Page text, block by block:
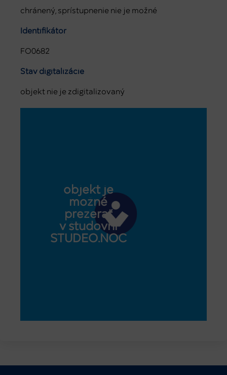
chránený, sprístupnenie nie je možné
Identifikátor
FO0682
Stav digitalizácie
objekt nie je zdigitalizovaný
objekt je
možné
prezerať
v študovni
STUDEO.NOC